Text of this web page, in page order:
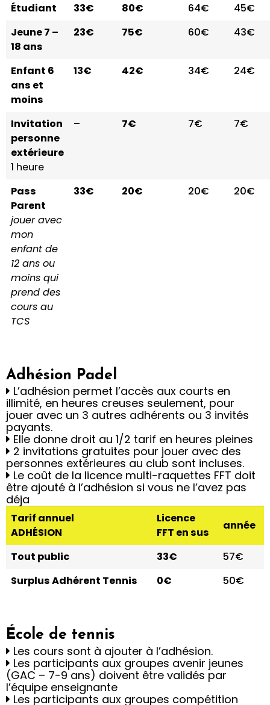
Étudiant 33€ 80€ 64€
45€
Jeune 7 –
18 ans
23€ 75€ 60€ 43€
Enfant 6
ans et
moins
13€ 42€ 34€ 24€
Invitation
personne
extérieure
1 heure
– 7€ 7€ 7€
Pass
Parent
jouer avec
mon
enfant de
12 ans ou
moins qui
prend des
cours au
TCS
33€ 20€ 20€ 20€
Adhésion Padel
L’adhésion permet l’accès aux courts en
illimité, en heures creuses seulement, pour
jouer avec un 3 autres adhérents ou 3 invités
payants.
Elle donne droit au 1/2 tarif en heures pleines
2 invitations gratuites pour jouer avec des
personnes extérieures au club sont incluses.
Le coût de la licence multi-raquettes FFT doit
être ajouté à l’adhésion si vous ne l’avez pas
déja
Tarif annuel
ADHÉSION
Licence
FFT en sus
année
Tout public 33€
57€
Surplus Adhérent Tennis
0€ 50€
École de tennis
Les cours sont à ajouter à l’adhésion.
Les participants aux groupes avenir jeunes
(GAC – 7-9 ans) doivent être validés par
l’équipe enseignante
Les participants aux groupes compétition